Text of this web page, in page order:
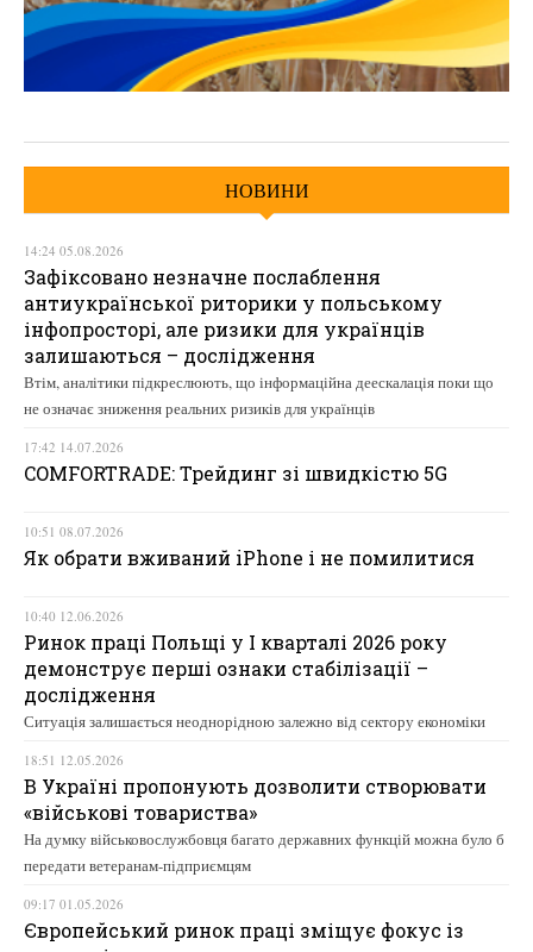
НОВИНИ
14:24 05.08.2026
Зафіксовано незначне послаблення
антиукраїнської риторики у польському
інфопросторі, але ризики для українців
залишаються – дослідження
Втім, аналітики підкреслюють, що інформаційна деескалація поки що
не означає зниження реальних ризиків для українців
17:42 14.07.2026
COMFORTRADE: Трейдинг зі швидкістю 5G
10:51 08.07.2026
Як обрати вживаний iPhone і не помилитися
10:40 12.06.2026
Ринок праці Польщі у І кварталі 2026 року
демонструє перші ознаки стабілізації –
дослідження
Ситуація залишається неоднорідною залежно від сектору економіки
18:51 12.05.2026
В Україні пропонують дозволити створювати
«військові товариства»
На думку військовослужбовця багато державних функцій можна було б
передати ветеранам-підприємцям
09:17 01.05.2026
Європейський ринок праці зміщує фокус із